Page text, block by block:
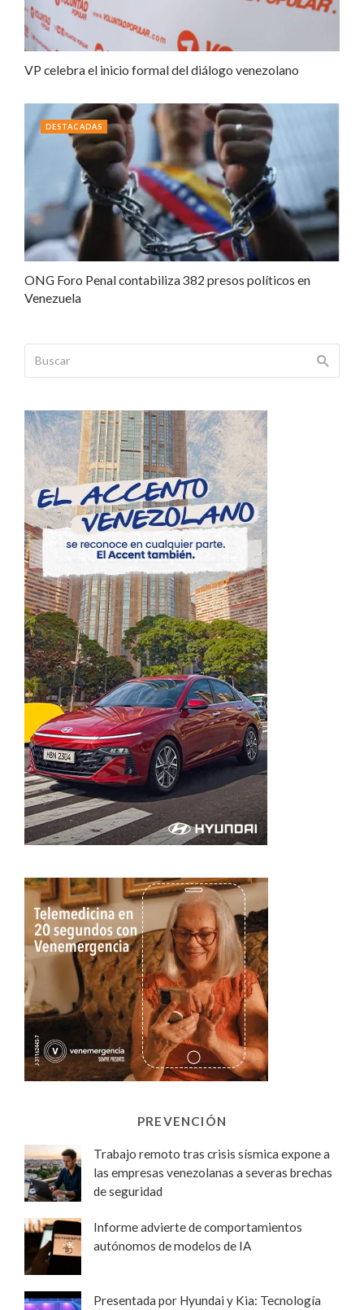
VP celebra el inicio formal del diálogo venezolano
ONG Foro Penal contabiliza 382 presos políticos en
Venezuela
DESTACADAS
PREVENCIÓN
Trabajo remoto tras crisis sísmica expone a
las empresas venezolanas a severas brechas
de seguridad
Informe advierte de comportamientos
autónomos de modelos de IA
Presentada por Hyundai y Kia: Tecnología